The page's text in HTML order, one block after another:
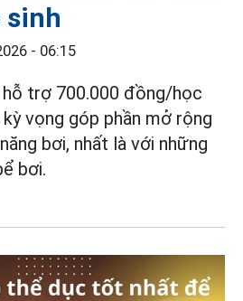
sinh
- 06:15
trợ 700.000 đồng/học
vọng góp phần mở rộng
bơi, nhất là với những
bơi.